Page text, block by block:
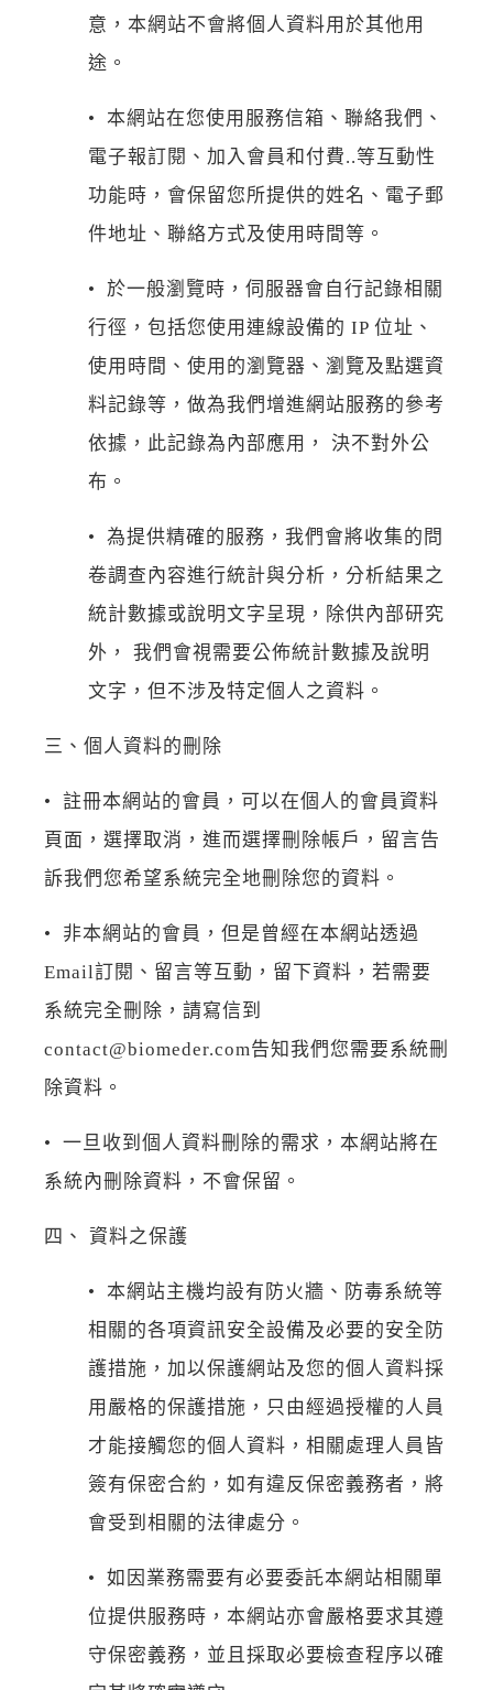
意，本網站不會將個人資料用於其他用
途。
• 本網站在您使用服務信箱、聯絡我們、
電子報訂閱、加入會員和付費..等互動性
功能時，會保留您所提供的姓名、電子郵
件地址、聯絡方式及使用時間等。
• 於一般瀏覽時，伺服器會自行記錄相關
行徑，包括您使用連線設備的 IP 位址、
使用時間、使用的瀏覽器、瀏覽及點選資
料記錄等，做為我們增進網站服務的參考
依據，此記錄為內部應用， 決不對外公
布。
• 為提供精確的服務，我們會將收集的問
卷調查內容進行統計與分析，分析結果之
統計數據或說明文字呈現，除供內部研究
外， 我們會視需要公佈統計數據及說明
文字，但不涉及特定個人之資料。
三、個人資料的刪除
• 註冊本網站的會員，可以在個人的會員資料
頁面，選擇取消，進而選擇刪除帳戶，留言告
訴我們您希望系統完全地刪除您的資料。
• 非本網站的會員，但是曾經在本網站透過
Email訂閱、留言等互動，留下資料，若需要
系統完全刪除，請寫信到
contact@biomeder.com告知我們您需要系統刪
除資料。
• 一旦收到個人資料刪除的需求，本網站將在
系統內刪除資料，不會保留。
四、 資料之保護
• 本網站主機均設有防火牆、防毒系統等
相關的各項資訊安全設備及必要的安全防
護措施，加以保護網站及您的個人資料採
用嚴格的保護措施，只由經過授權的人員
才能接觸您的個人資料，相關處理人員皆
簽有保密合約，如有違反保密義務者，將
會受到相關的法律處分。
• 如因業務需要有必要委託本網站相關單
位提供服務時，本網站亦會嚴格要求其遵
守保密義務，並且採取必要檢查程序以確